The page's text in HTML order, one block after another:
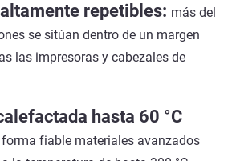
repetibles: más del
se sitúan dentro de un margen
las impresoras y cabezales de
hasta 60 °C
fiable materiales avanzados